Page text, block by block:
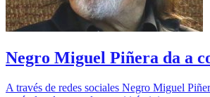
Negro Miguel Piñera da a
A través de redes sociales Negro Miguel